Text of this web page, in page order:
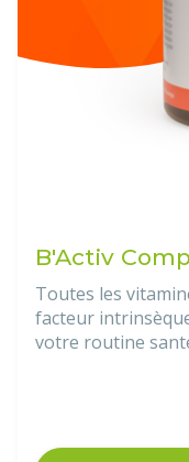
B'Activ
Toutes les
facteur
votre routine